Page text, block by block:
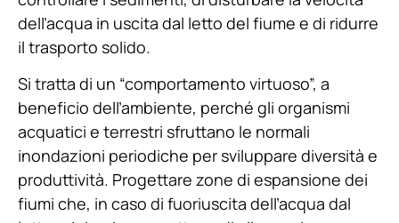
dell’acqua in uscita dal letto del fiume e di ridurre
il trasporto solido.
Si tratta di un “comportamento virtuoso”, a
beneficio dell’ambiente, perché gli organismi
acquatici e terrestri sfruttano le normali
inondazioni periodiche per sviluppare diversità e
produttività. Progettare zone di espansione dei
fiumi che, in caso di fuoriuscita dell’acqua dal